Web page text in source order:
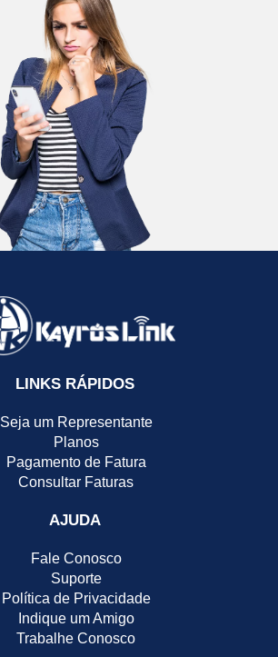
AJUDA
Fale Conosco
Suporte
Política de Privacidade
Indique um Amigo
Trabalhe Conosco
LINKS RÁPIDOS
Seja um Representante
Planos
Pagamento de Fatura
Consultar Faturas